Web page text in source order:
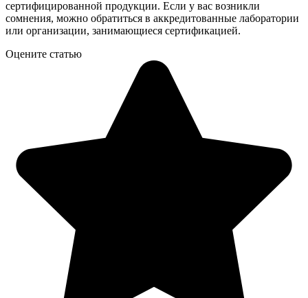
сертифицированной продукции. Если у вас возникли
сомнения, можно обратиться в аккредитованные лаборатории
или организации, занимающиеся сертификацией.
Оцените статью